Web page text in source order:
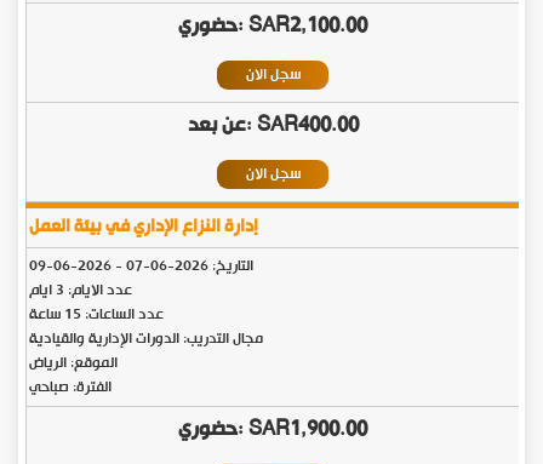
SAR2,100.00
سجل الان
SAR400.00
سجل الان
إدارة النزاع الإداري في بيئة العمل
التاريخ:2026-06-07
-
2026-06-09
عدد الايام: 3 ايام
عدد الساعات: 15 ساعة
مجال التدريب: الدورات الإدارية والقيادية
الموقع: الرياض
الفترة: صباحي
SAR1,900.00